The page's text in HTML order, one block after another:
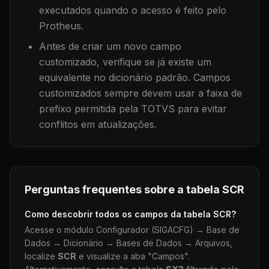
executados quando o acesso é feito pelo
Protheus.
Antes de criar um novo campo
customizado, verifique se já existe um
equivalente no dicionário padrão. Campos
customizados sempre devem usar a faixa de
prefixo permitida pela TOTVS para evitar
conflitos em atualizações.
Perguntas frequentes sobre a tabela SCR
Como descobrir todos os campos da tabela SCR?
Acesse o módulo Configurador (SIGACFG) → Base de
Dados → Dicionário → Bases de Dados → Arquivos,
localize SCR e visualize a aba "Campos".